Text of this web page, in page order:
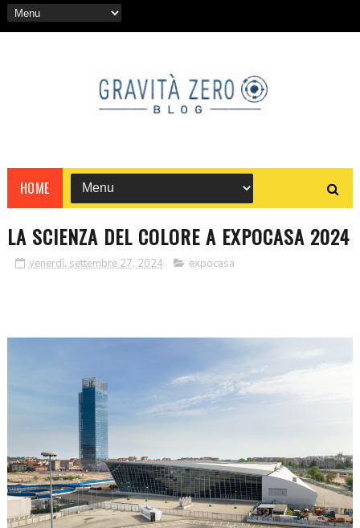
HOME
LA SCIENZA DEL COLORE A EXPOCASA 2024
venerdì, settembre 27, 2024 expocasa